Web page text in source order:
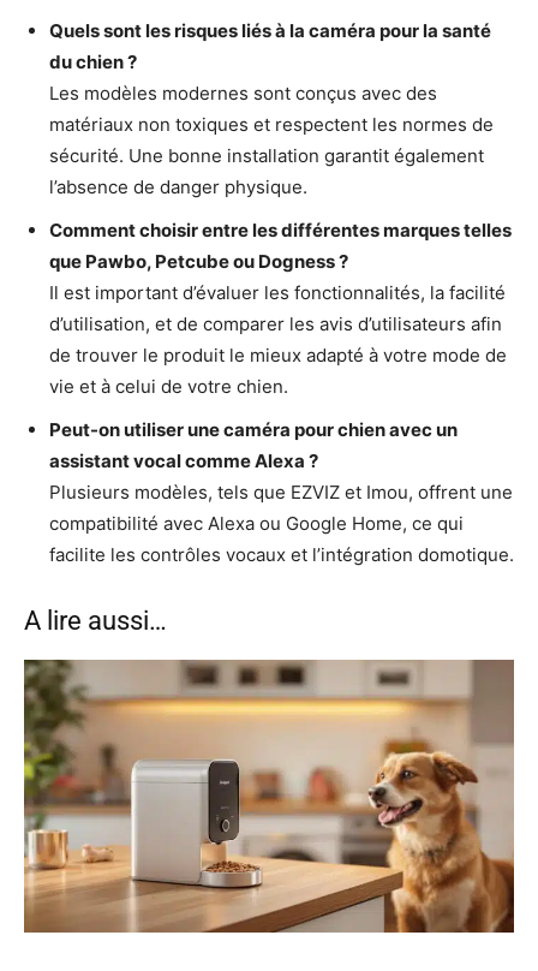
Quels sont les risques liés à la caméra pour la santé
du chien ?
Les modèles modernes sont conçus avec des
matériaux non toxiques et respectent les normes de
sécurité. Une bonne installation garantit également
l’absence de danger physique.
Comment choisir entre les différentes marques telles
que Pawbo, Petcube ou Dogness ?
Il est important d’évaluer les fonctionnalités, la facilité
d’utilisation, et de comparer les avis d’utilisateurs afin
de trouver le produit le mieux adapté à votre mode de
vie et à celui de votre chien.
Peut-on utiliser une caméra pour chien avec un
assistant vocal comme Alexa ?
Plusieurs modèles, tels que EZVIZ et Imou, offrent une
compatibilité avec Alexa ou Google Home, ce qui
facilite les contrôles vocaux et l’intégration domotique.
A lire aussi…